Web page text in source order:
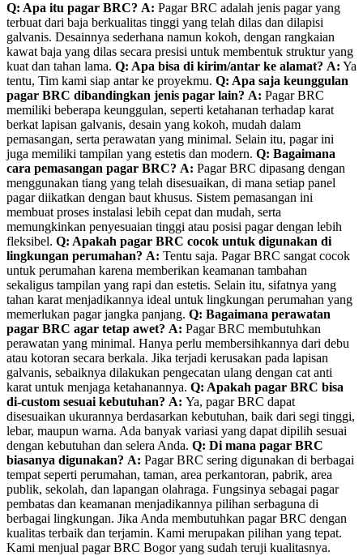
Q: Apa itu pagar BRC? A: Pagar BRC adalah jenis pagar yang
terbuat dari baja berkualitas tinggi yang telah dilas dan dilapisi
galvanis. Desainnya sederhana namun kokoh, dengan rangkaian
kawat baja yang dilas secara presisi untuk membentuk struktur yang
kuat dan tahan lama. Q: Apa bisa di kirim/antar ke alamat? A: Ya
tentu, Tim kami siap antar ke proyekmu. Q: Apa saja keunggulan
pagar BRC dibandingkan jenis pagar lain? A: Pagar BRC
memiliki beberapa keunggulan, seperti ketahanan terhadap karat
berkat lapisan galvanis, desain yang kokoh, mudah dalam
pemasangan, serta perawatan yang minimal. Selain itu, pagar ini
juga memiliki tampilan yang estetis dan modern. Q: Bagaimana
cara pemasangan pagar BRC? A: Pagar BRC dipasang dengan
menggunakan tiang yang telah disesuaikan, di mana setiap panel
pagar diikatkan dengan baut khusus. Sistem pemasangan ini
membuat proses instalasi lebih cepat dan mudah, serta
memungkinkan penyesuaian tinggi atau posisi pagar dengan lebih
fleksibel. Q: Apakah pagar BRC cocok untuk digunakan di
lingkungan perumahan? A: Tentu saja. Pagar BRC sangat cocok
untuk perumahan karena memberikan keamanan tambahan
sekaligus tampilan yang rapi dan estetis. Selain itu, sifatnya yang
tahan karat menjadikannya ideal untuk lingkungan perumahan yang
memerlukan pagar jangka panjang. Q: Bagaimana perawatan
pagar BRC agar tetap awet? A: Pagar BRC membutuhkan
perawatan yang minimal. Hanya perlu membersihkannya dari debu
atau kotoran secara berkala. Jika terjadi kerusakan pada lapisan
galvanis, sebaiknya dilakukan pengecatan ulang dengan cat anti
karat untuk menjaga ketahanannya. Q: Apakah pagar BRC bisa
di-custom sesuai kebutuhan? A: Ya, pagar BRC dapat
disesuaikan ukurannya berdasarkan kebutuhan, baik dari segi tinggi,
lebar, maupun warna. Ada banyak variasi yang dapat dipilih sesuai
dengan kebutuhan dan selera Anda. Q: Di mana pagar BRC
biasanya digunakan? A: Pagar BRC sering digunakan di berbagai
tempat seperti perumahan, taman, area perkantoran, pabrik, area
publik, sekolah, dan lapangan olahraga. Fungsinya sebagai pagar
pembatas dan keamanan menjadikannya pilihan serbaguna di
berbagai lingkungan. Jika Anda membutuhkan pagar BRC dengan
kualitas terbaik dan terjamin. Kami merupakan pilihan yang tepat.
Kami menjual pagar BRC Bogor yang sudah teruji kualitasnya.